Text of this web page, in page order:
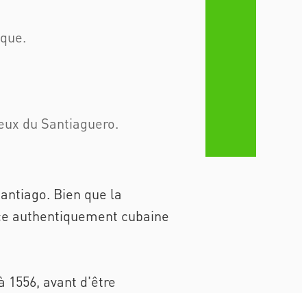
du Santiaguero.
Bien que la
authentiquement cubaine
1556, avant d'être